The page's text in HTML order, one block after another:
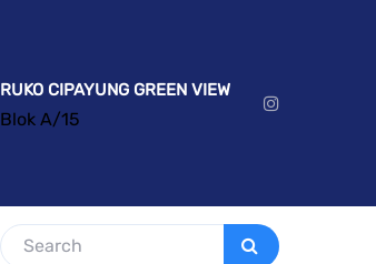
RUKO CIPAYUNG GREEN VIEW
Blok A/15